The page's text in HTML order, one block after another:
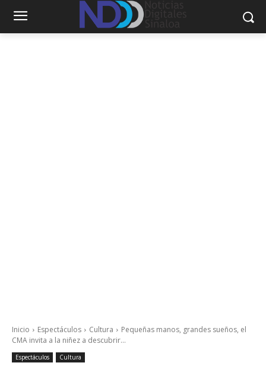
Inicio Espectáculos Cultura
Pequeñas manos, grandes sueños, el
CMA invita a la niñez a descubrir...
Espectáculos Cultura